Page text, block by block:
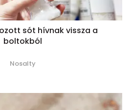
sót hívnak vissza a
boltokból
Nosalty